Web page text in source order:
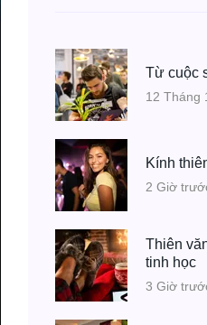
Từ cuộc
12 Tháng
Kính
2 Giờ
Thiên
tinh học
3 Giờ